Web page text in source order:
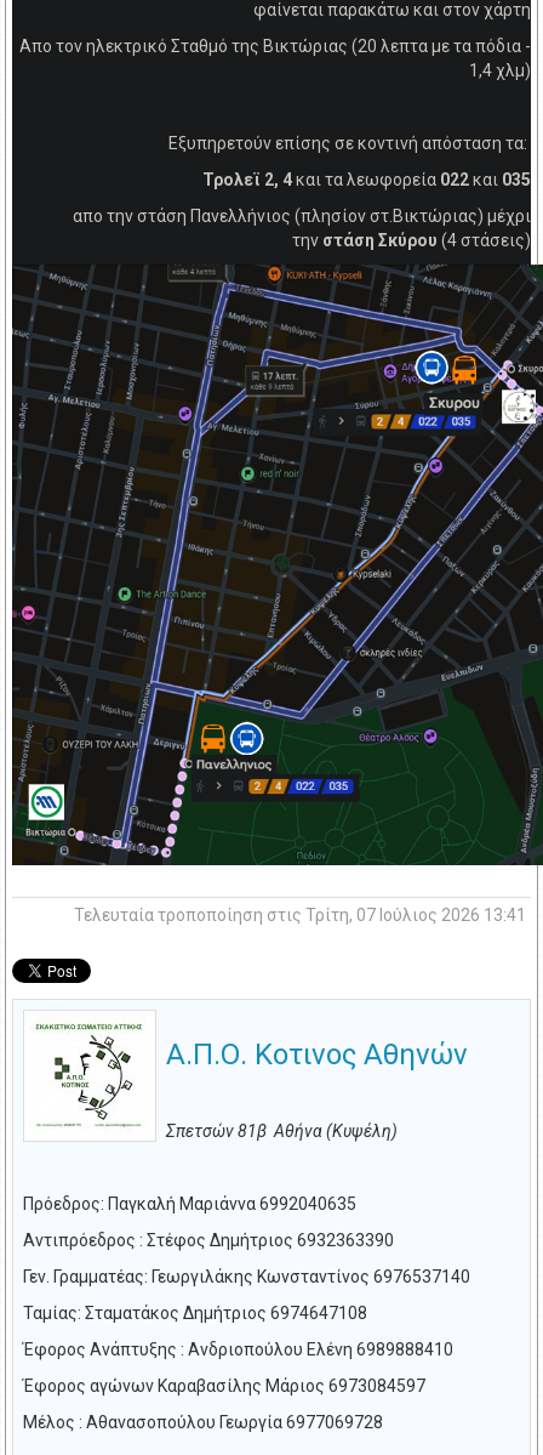
φαίνεται παρακάτω και στον χάρτη
Απο τον ηλεκτρικό Σταθμό της Βικτώριας (20 λεπτα με τα πόδια -
1,4 χλμ)
Εξυπηρετούν επίσης σε κοντινή απόσταση τα:
Τρολεϊ 2, 4και τα λεωφορεία 022και 035
απο την στάση Πανελλήνιος (πλησίον στ.Βικτώριας) μέχρι
την στάση Σκύρου (4 στάσεις)
Τελευταία τροποποίηση στις Τρίτη, 07 Ιούλιος 2026 13:41
Α.Π.Ο. Κοτινος Αθηνών
Σπετσών 81β Αθήνα (Κυψέλη)
Πρόεδρος: Παγκαλή Μαριάννα 6992040635
Αντιπρόεδρος : Στέφος Δημήτριος 6932363390
Γεν. Γραμματέας: Γεωργιλάκης Κωνσταντίνος 6976537140
Ταμίας: Σταματάκος Δημήτριος 6974647108
Έφορος Ανάπτυξης : Ανδριοπούλου Ελένη 6989888410
Έφορος αγώνων Καραβασίλης Μάριος 6973084597
Μέλος : Αθανασοπούλου Γεωργία 6977069728